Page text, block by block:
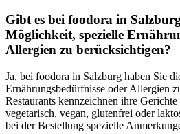
Gibt es bei foodora in
Möglichkeit, spezielle
Allergien zu berücksichtigen?
Ja, bei foodora in Salzburg haben Sie
Ernährungsbedürfnisse oder Allergien
Restaurants kennzeichnen ihre
vegetarisch, vegan, glutenfrei oder
bei der Bestellung spezielle